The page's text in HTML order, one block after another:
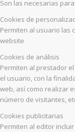
Son las necesarias
Cookies de
Permiten al usuario las
website
Cookies de análisis
Permiten al prestador
el usuario, con la
web, así como realizar
número de visitantes,
Cookies publicitarias
Permiten al editor